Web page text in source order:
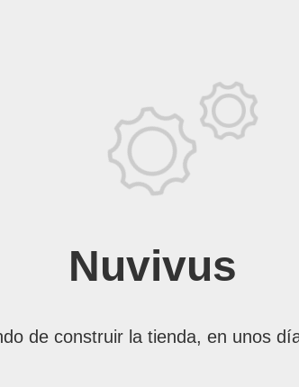
Nuvivus
de construir la tienda, en unos